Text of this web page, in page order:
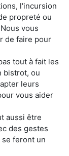
l'incursion
propreté ou
vous
de faire pour
tout à fait les
bistrot, ou
leurs
vous aider
aussi être
des gestes
feront un